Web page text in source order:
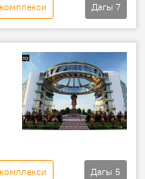
Дагы 7
Дагы 5